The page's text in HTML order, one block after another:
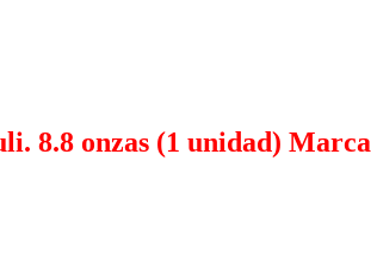
8.8 onzas (1 unidad) Marca